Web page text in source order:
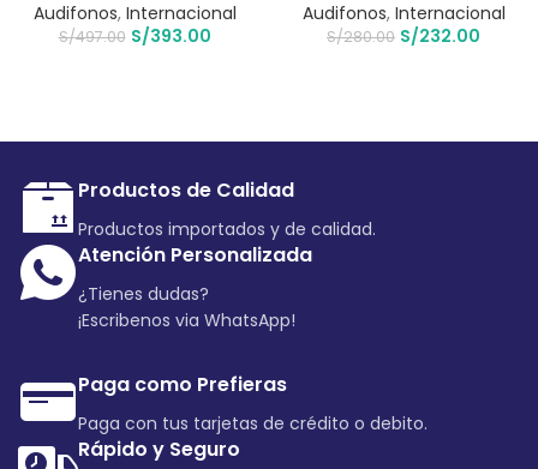
Audifonos, Internacional
S/497.00 S/393.00
Audifonos, Internacional
S/280.00 S/232.00
Productos de Calidad
Productos importados y de calidad.
Atención Personalizada
¿Tienes dudas?
¡Escribenos via WhatsApp!
Paga como Prefieras
Paga con tus tarjetas de crédito o debito.
Rápido y Seguro